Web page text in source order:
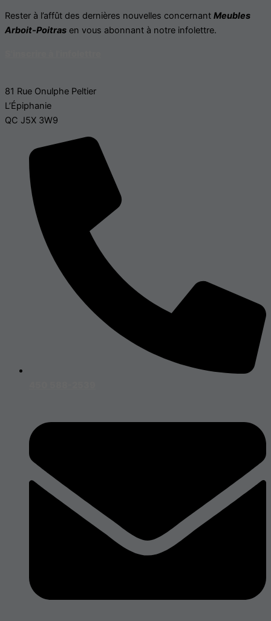
Rester à l’affût des dernières nouvelles concernant Meubles
Arboit-Poitras en vous abonnant à notre infolettre.
81 Rue Onulphe Peltier
L’Épiphanie
QC J5X 3W9